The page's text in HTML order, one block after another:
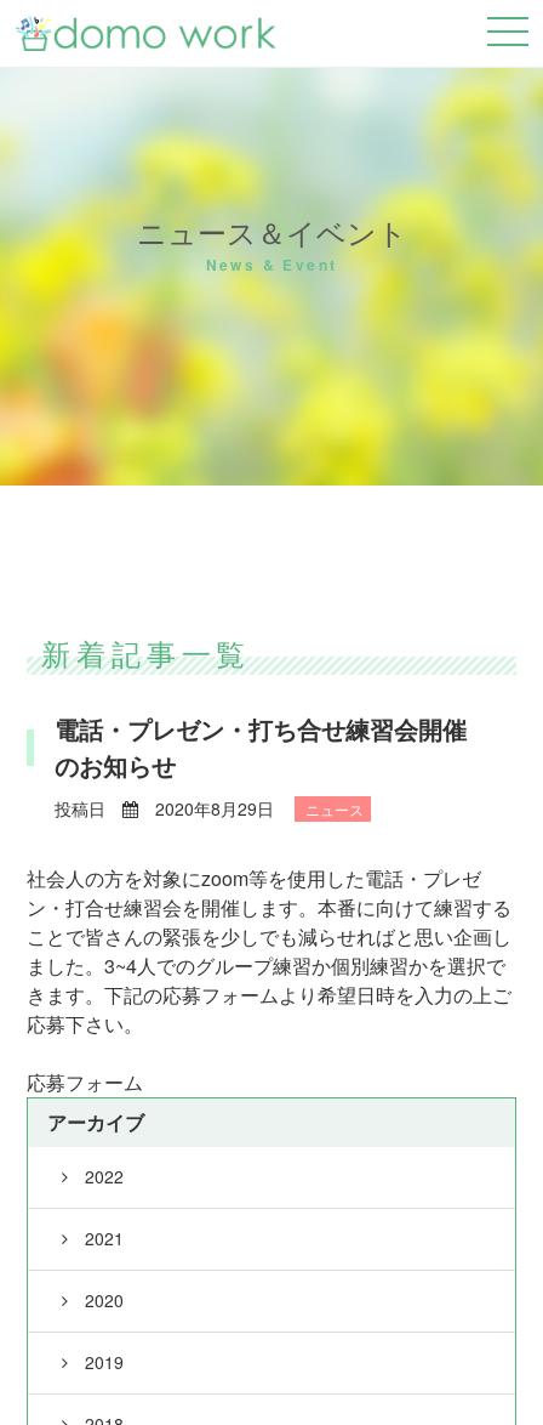
ニュース＆イベント
News & Event
新着記事一覧
電話・プレゼン・打ち合せ練習会開催
のお知らせ
投稿日 2020年8月29日 ニュース
社会人の方を対象にzoom等を使用した電話・プレゼ
ン・打合せ練習会を開催します。本番に向けて練習する
ことで皆さんの緊張を少しでも減らせればと思い企画し
ました。3~4人でのグループ練習か個別練習かを選択で
きます。下記の応募フォームより希望日時を入力の上ご
応募下さい。
応募フォーム
アーカイブ
2022
2021
2020
2019